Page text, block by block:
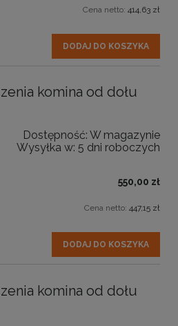
Cena netto: 414,63 zł
DODAJ DO KOSZYKA
komina od dołu
Dostępność: W magazynie
Wysyłka w: 5 dni roboczych
550,00 zł
Cena netto: 447,15 zł
DODAJ DO KOSZYKA
komina od dołu